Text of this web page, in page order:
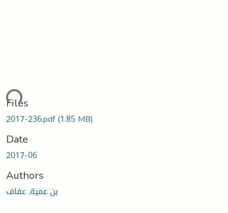
Files
2017-236.pdf(1.85 MB)
Date
2017-06
Authors
بن عمية, عفاف